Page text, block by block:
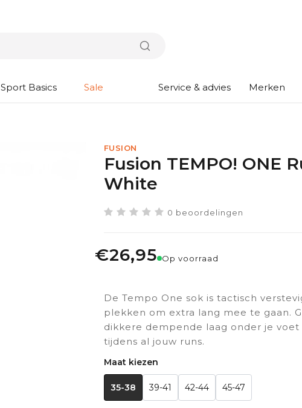
Sport Basics Sale Service & advies Merken
FUSION
Fusion TEMPO! ONE
White
0 beoordelingen
€26,95 Op voorraad
De Tempo One sok is tactisch
plekken om extra lang mee te gaan.
dikkere dempende laag onder je
tijdens al jouw runs.
Maat kiezen
35-38 39-41 42-44 45-47